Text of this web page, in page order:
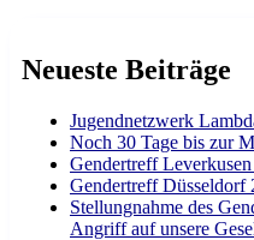
Neueste Beiträge
Jugendnetzwerk
Noch 30 Tage bis zur
Gendertreff
Gendertreff Düsseldorf
Stellungnahme des
Angriff auf unsere